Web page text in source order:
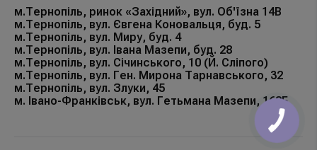
м.Тернопіль, ринок «Західний», вул. Об'їзна 14В
м.Тернопіль, вул. Євгена Коновальця, буд. 5
м.Тернопіль, вул. Миру, буд. 4
м.Тернопіль, вул. Івана Мазепи, буд. 28
м.Тернопіль, вул. Січинського, 10 (Й. Сліпого)
м.Тернопіль, вул. Ген. Мирона Тарнавського, 32
м.Тернопіль, вул. Злуки, 45
м. Івано-Франківськ, вул. Гетьмана Мазепи, 168Б
КНОПКА
ЗВ'ЯЗКУ